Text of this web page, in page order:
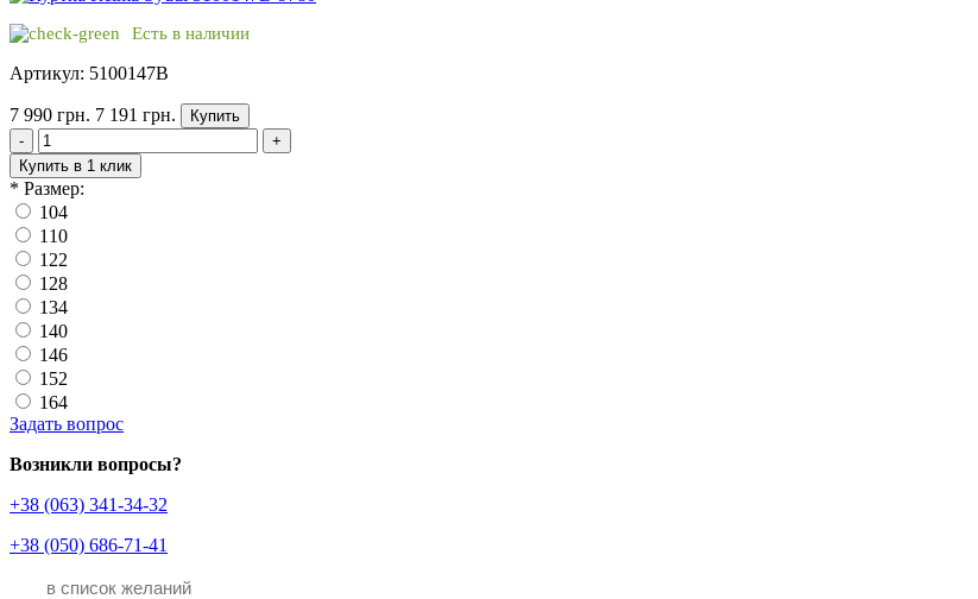
Есть в наличии
Артикул: 5100147B
7 990 грн. 7 191 грн.
Купить
-
+
Купить в 1 клик
* Размер:
104
110
122
128
134
140
146
152
164
Задать вопрос
Возникли вопросы?
+38 (063) 341-34-32
+38 (050) 686-71-41
в список желаний